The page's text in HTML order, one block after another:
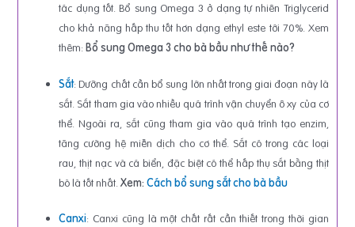
tác dụng tốt. Bổ sung Omega 3 ở dạng tự nhiên Triglycerid
cho khả năng hấp thu tốt hơn dạng ethyl este tới 70%. Xem
thêm:Bổ sung Omega 3 cho bà bầu như thế nào?
Sắt: Dưỡng chất cần bổ sung lớn nhất trong giai đoạn này là
sắt. Sắt tham gia vào nhiều quá trình vận chuyển ô xy của cơ
thể. Ngoài ra, sắt cũng tham gia vào quá trình tạo enzim,
tăng cường hệ miễn dịch cho cơ thể. Sắt có trong các loại
rau, thịt nạc và cá biển, đặc biệt có thể hấp thụ sắt bằng thịt
bò là tốt nhất.Xem:Cách bổ sung sắt cho bà bầu
Canxi: Canxi cũng là một chất rất cần thiết trong thời gian